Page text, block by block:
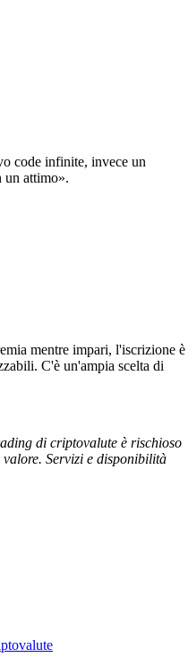
code infinite, invece un
un attimo».
mentre impari, l'iscrizione è
C'è un'ampia scelta di
di criptovalute è rischioso
Servizi e disponibilità